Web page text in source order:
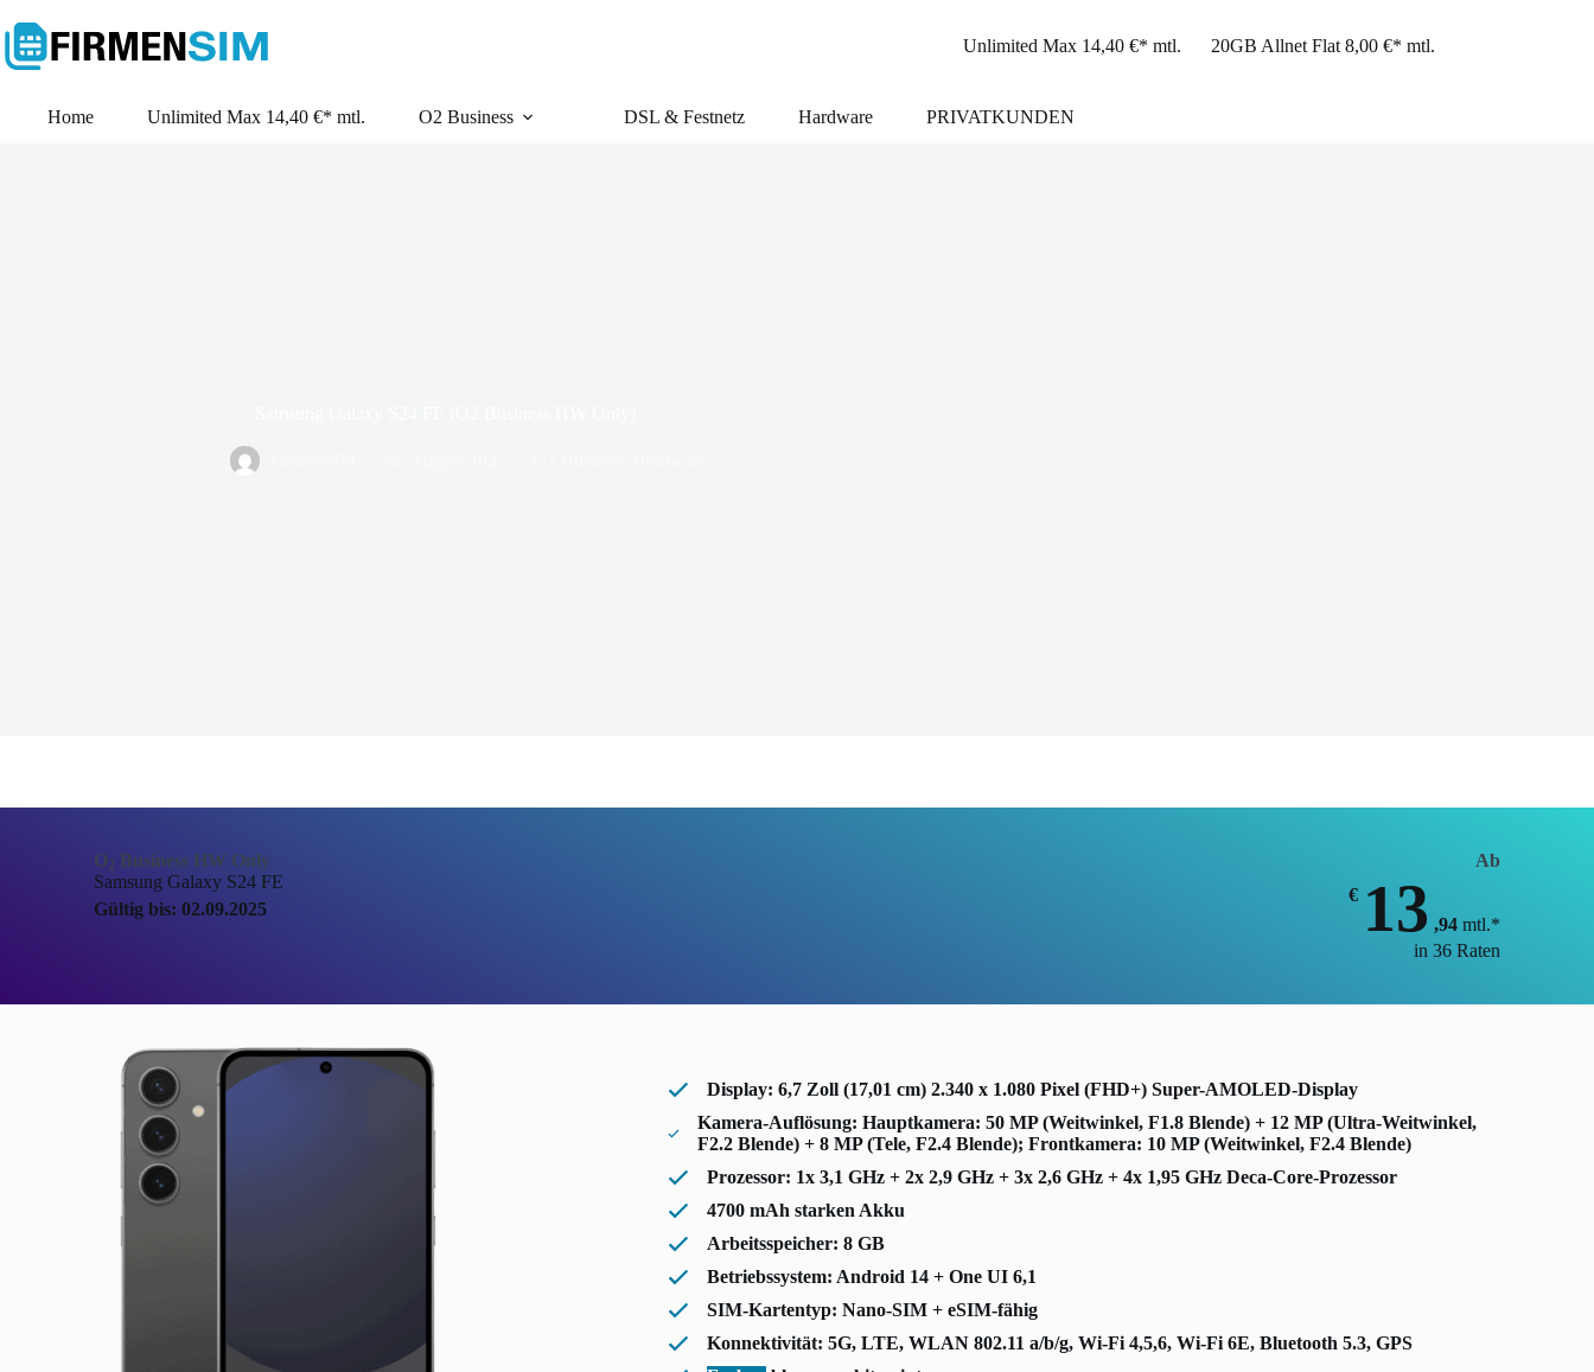
Inhalt
springen
Unlimited Max 14,40 €* mtl. 20GB Allnet Flat 8,00 €* mtl.
Home Unlimited Max 14,40 €* mtl. O2 Business DSL & Festnetz Hardware PRIVATKUNDEN
O2 Business HW Only
Samsung Galaxy S24 FE
Gültig bis: 02.09.2025
Ab
€ 13 ,94mtl.*
in 36 Raten
Display: 6,7 Zoll (17,01 cm) 2.340 x 1.080 Pixel (FHD+) Super-AMOLED-Display
Kamera-Auflösung: Hauptkamera: 50 MP (Weitwinkel, F1.8 Blende) + 12 MP (Ultra-Weitwinkel,
F2.2 Blende) + 8 MP (Tele, F2.4 Blende); Frontkamera: 10 MP (Weitwinkel, F2.4 Blende)
Prozessor: 1x 3,1 GHz + 2x 2,9 GHz + 3x 2,6 GHz + 4x 1,95 GHz Deca-Core-Prozessor
4700 mAh starken Akku
Arbeitsspeicher: 8 GB
Betriebssystem: Android 14 + One UI 6,1
SIM-Kartentyp: Nano-SIM + eSIM-fähig
Konnektivität: 5G, LTE, WLAN 802.11 a/b/g, Wi-Fi 4,5,6, Wi-Fi 6E, Bluetooth 5.3, GPS